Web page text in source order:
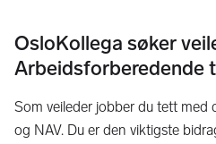
OsloKollega søker
Arbeidsforberedende
Som veileder jobber du tett med
og NAV. Du er den viktigste